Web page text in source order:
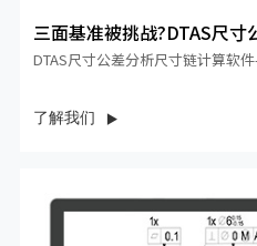
三面基准被挑战?DTAS尺
你定量评...
DTAS尺寸公差分析尺寸链计算软
了解我们